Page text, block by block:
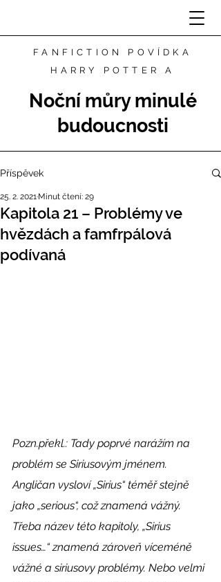
Noční můry minulé
budoucnosti
FANFICTION POVÍDKA
HARRY POTTER A
Příspěvek
Kapitola 21 – Problémy ve
hvězdách a famfrpálová
podívaná
25. 2. 2021 Minut čtení: 29
Pozn.překl.: Tady poprvé narážím na
problém se Siriusovým jménem.
Angličan vysloví „Sirius“ téměř stejně
jako „serious“, což znamená vážný.
Třeba název této kapitoly, „Sirius
issues…“ znamená zároveň víceméně
vážné a siriusovy problémy. Nebo velmi